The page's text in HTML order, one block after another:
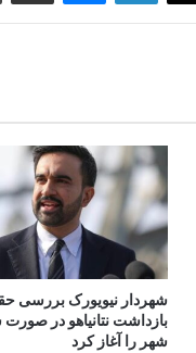
شهردار نیویورک بررسی
بازداشت نتانیاهو در
شهر را آغاز کرد